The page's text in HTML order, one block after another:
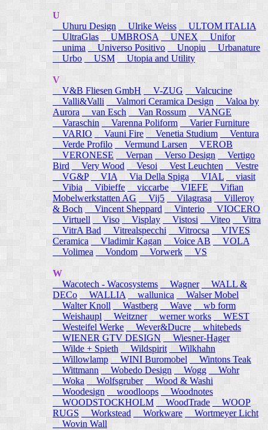
U
Uhuru Design
Ulrike Weiss
ULTOM ITALIA
UltraGlas
UMBROSA UNEX
Unifor
unima
Universo Positivo Unopiu
Urbanature
Urbo
USM Utopia and Utility
V
V&B Fliesen GmbH
V-ZUG
Valcucine
Valli&Valli
Valmori Ceramica Design
Valoa by
Aurora
van Esch Van Rossum
VANGE
Varaschin
Varenna Poliform
Varier Furniture
VARIO
Vauni Fire Venetia Studium
Ventura
Verde Profilo
Vermund Larsen
VEROB
VERONESE
Verpan Verso Design
Vertigo
Bird
Very Wood Vesoi Vest Leuchten
Vestre
VG&P
VIA Via Della Spiga VIAL
viasit
Vibia
Vibieffe viccarbe VIEFE
Vifian
Mobelwerkstatten AG
Vij5 Vilagrasa
Villeroy
& Boch
Vincent Sheppard Vinterio
VIOCERO
Virtuell
Viso Visplay Vistosi Viteo
Vitra
VitrA Bad
Vitrealspecchi Vitrocsa
VIVES
Ceramica
Vladimir Kagan Voice AB
VOLA
Volimea
Vondom Vorwerk VS
W
Wacotech - Wacosystems
Wagner
WALL &
DECo
WALLIA wallunica
Walser Mobel
Walter Knoll
Wastberg Wave
wb form
Weishaupl
Weitzner werner works
WEST
Westeifel Werke
Wever&Ducre
whitebeds
WIENER GTV DESIGN
Wiesner-Hager
Wilde + Spieth
Wildspirit
Wilkhahn
Willowlamp
WINI Buromobel
Wintons Teak
Wittmann
Wobedo Design Wogg
Wohr
Woka
Wolfsgruber
Wood & Washi
Woodesign
woodloops
Woodnotes
WOODSTOCKHOLM
WoodTrade
WOOP
RUGS
Workstead Workware
Wortmeyer Licht
Wovin Wall